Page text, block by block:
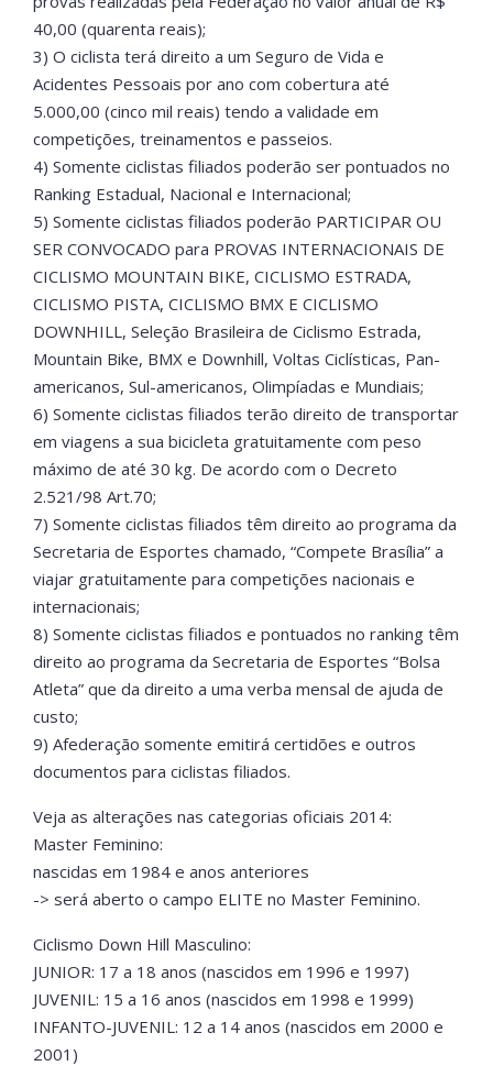
40,00 (quarenta reais);
3) O ciclista terá direito a um Seguro de Vida e
Acidentes Pessoais por ano com cobertura até
5.000,00 (cinco mil reais) tendo a validade em
competições, treinamentos e passeios.
4) Somente ciclistas filiados poderão ser pontuados no
Ranking Estadual, Nacional e Internacional;
5) Somente ciclistas filiados poderão PARTICIPAR OU
SER CONVOCADO para PROVAS INTERNACIONAIS DE
CICLISMO MOUNTAIN BIKE, CICLISMO ESTRADA,
CICLISMO PISTA, CICLISMO BMX E CICLISMO
DOWNHILL, Seleção Brasileira de Ciclismo Estrada,
Mountain Bike, BMX e Downhill, Voltas Ciclísticas, Pan-
americanos, Sul-americanos, Olimpíadas e Mundiais;
6) Somente ciclistas filiados terão direito de transportar
em viagens a sua bicicleta gratuitamente com peso
máximo de até 30 kg. De acordo com o Decreto
2.521/98 Art.70;
7) Somente ciclistas filiados têm direito ao programa da
Secretaria de Esportes chamado, “Compete Brasília” a
viajar gratuitamente para competições nacionais e
internacionais;
8) Somente ciclistas filiados e pontuados no ranking têm
direito ao programa da Secretaria de Esportes “Bolsa
Atleta” que da direito a uma verba mensal de ajuda de
custo;
9) Afederação somente emitirá certidões e outros
documentos para ciclistas filiados.
Veja as alterações nas categorias oficiais 2014:
Master Feminino:
nascidas em 1984 e anos anteriores
-> será aberto o campo ELITE no Master Feminino.
Ciclismo Down Hill Masculino:
JUNIOR: 17 a 18 anos (nascidos em 1996 e 1997)
JUVENIL: 15 a 16 anos (nascidos em 1998 e 1999)
INFANTO-JUVENIL: 12 a 14 anos (nascidos em 2000 e
2001)